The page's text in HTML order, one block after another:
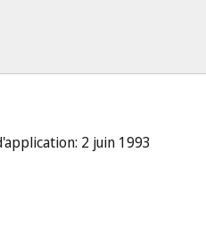
2 juin 1993